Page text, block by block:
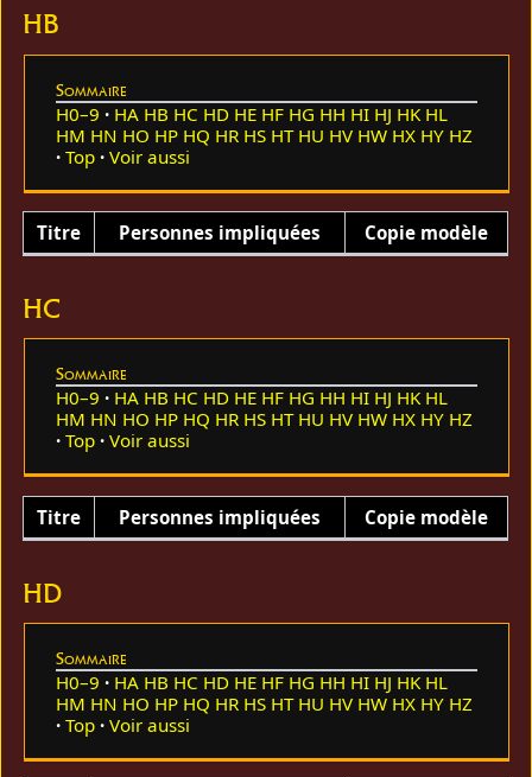
HB
Sommaire
H0–9 HA HB HC HD HE HF HG HH HI HJ HK HL
HM HN HO HP HQ HR HS HT HU HV HW HX HY HZ
Top
Voir aussi
Titre Personnes impliquées Copie modèle
HC
Sommaire
H0–9 HA HB HC HD HE HF HG HH HI HJ HK HL
HM HN HO HP HQ HR HS HT HU HV HW HX HY HZ
Top
Voir aussi
Titre Personnes impliquées Copie modèle
HD
Sommaire
H0–9 HA HB HC HD HE HF HG HH HI HJ HK HL
HM HN HO HP HQ HR HS HT HU HV HW HX HY HZ
Top
Voir aussi